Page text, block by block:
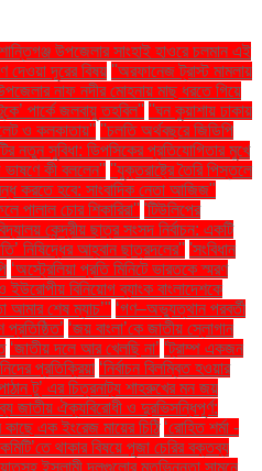
উপজেলার সাংহাই হাওরে চলমান এই
দেওয়া দূরের বিষয় ''অরফানেজ ট্রাস্ট মামলায়
নাফ নদীর মোহনায় মাছ ধরতে গিয়ে
পার্কে জলবায়ু তহবিল'' ''ঘন কুয়াশায় ঢাকায়
ও কলকাতায়'' ''চলতি অর্থবছরে জিডিপি
নতুন সুবিধা: ডিপসিকের প্রতিযোগিতার মুখে
ভাষণে কী বললেন'' ''যুক্তরাষ্ট্রে তৈরি পিস্তলে
করতে হবে: সাংবাদিক নেতা আজিজ"
পালাল চোর শিকারিরা'' 'টিউলিপের
কেন্দ্রীয় ছাত্র সংসদ নির্বাচন: একটি
নিষিদ্ধের আহ্বান ছাত্রদলের'' 'সংবিধান
‘অস্ট্রেলিয়া প্রতি মিনিটে ভারতকে স্মরণ
ইউরোপীয় বিনিয়োগ ব্যাংক বাংলাদেশকে
আমার শেষ ম্যাচ’" ‘গণ–অভ্যুত্থান পরবর্তী
প্রতিষ্ঠিত’ ‘জয় বাংলা’কে জাতীয় স্লোগান
‘জাতীয় দলে আর খেলছি না’ ‘ট্রাম্প একজন
প্রতিক্রিয়া ‘নির্বাচন বিলম্বিত হওয়ার
টু’ এর চিত্রনাট্য শাহরুখের মন জয়
জাতীয় ঐক্যবিরোধী ও দুরভিসন্ধিপূর্ণ:
কাছে এক ইংরেজ মায়ের চিঠি ‘রোহিত শর্মা -
কমিটি’তে থাকার বিষয়ে পূজা চেরির বক্তব্য
ইসলামী দলগুলোর মতভিন্নতা সামনে